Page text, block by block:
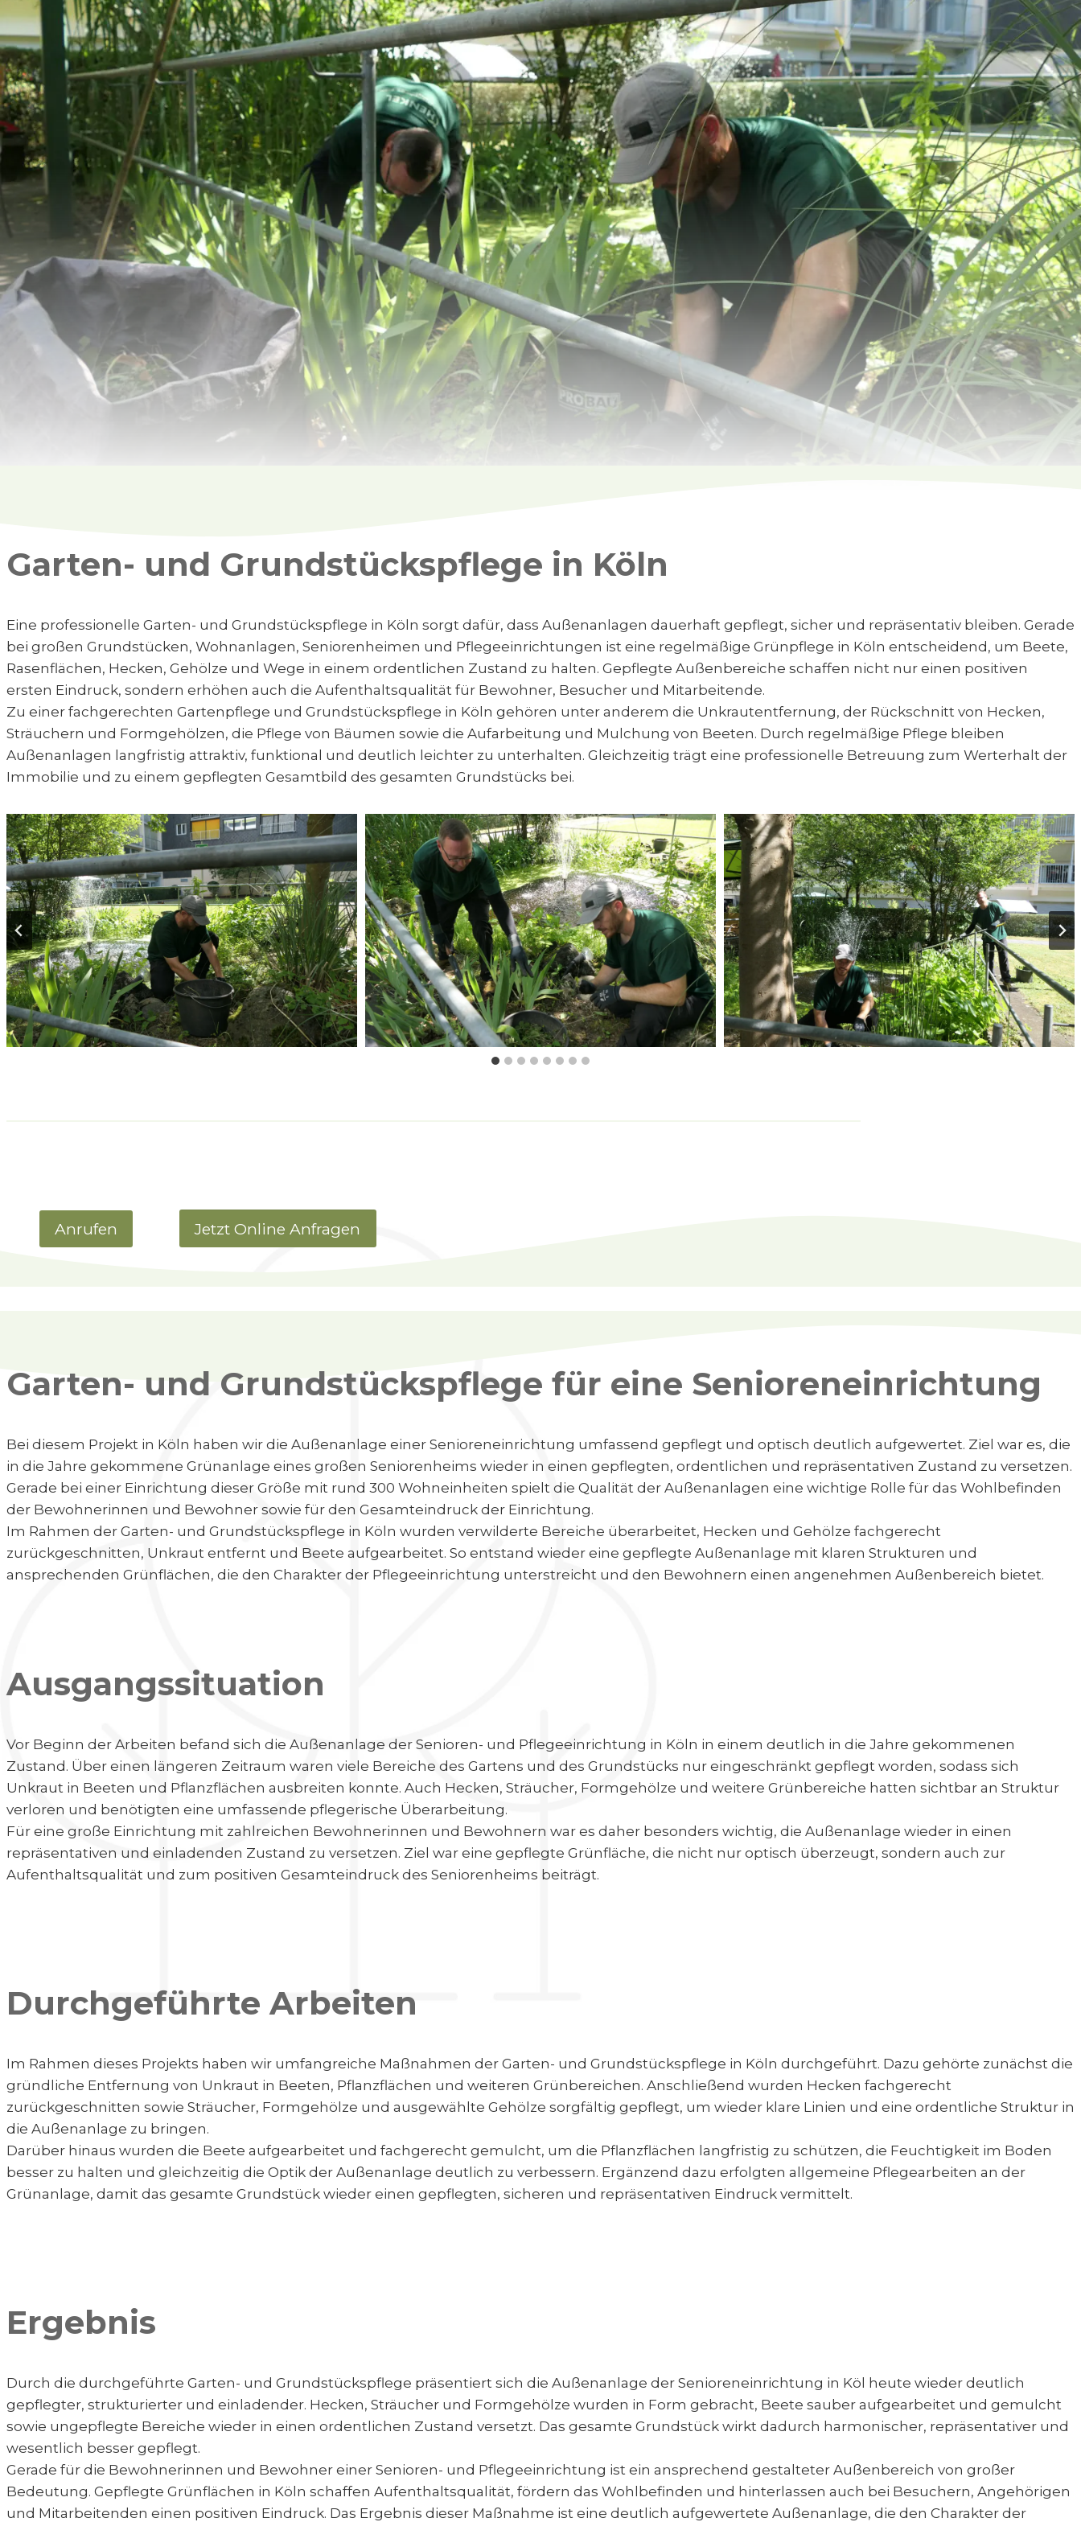
Garten- und Grundstückspflege in Köln
Eine professionelle Garten- und Grundstückspflege in Köln sorgt dafür, dass Außenanlagen dauerhaft gepflegt, sicher und repräsentativ bleiben. Gerade
bei großen Grundstücken, Wohnanlagen, Seniorenheimen und Pflegeeinrichtungen ist eine regelmäßige Grünpflege in Köln entscheidend, um Beete,
Rasenflächen, Hecken, Gehölze und Wege in einem ordentlichen Zustand zu halten. Gepflegte Außenbereiche schaffen nicht nur einen positiven
ersten Eindruck, sondern erhöhen auch die Aufenthaltsqualität für Bewohner, Besucher und Mitarbeitende.
Zu einer fachgerechten Gartenpflege und Grundstückspflege in Köln gehören unter anderem die Unkrautentfernung, der Rückschnitt von Hecken,
Sträuchern und Formgehölzen, die Pflege von Bäumen sowie die Aufarbeitung und Mulchung von Beeten. Durch regelmäßige Pflege bleiben
Außenanlagen langfristig attraktiv, funktional und deutlich leichter zu unterhalten. Gleichzeitig trägt eine professionelle Betreuung zum Werterhalt der
Immobilie und zu einem gepflegten Gesamtbild des gesamten Grundstücks bei.
Anrufen Jetzt Online Anfragen
Garten- und Grundstückspflege für eine Senioreneinrichtung
Bei diesem Projekt in Köln haben wir die Außenanlage einer Senioreneinrichtung umfassend gepflegt und optisch deutlich aufgewertet. Ziel war es, die
in die Jahre gekommene Grünanlage eines großen Seniorenheims wieder in einen gepflegten, ordentlichen und repräsentativen Zustand zu versetzen.
Gerade bei einer Einrichtung dieser Größe mit rund 300 Wohneinheiten spielt die Qualität der Außenanlagen eine wichtige Rolle für das Wohlbefinden
der Bewohnerinnen und Bewohner sowie für den Gesamteindruck der Einrichtung.
Im Rahmen der Garten- und Grundstückspflege in Köln wurden verwilderte Bereiche überarbeitet, Hecken und Gehölze fachgerecht
zurückgeschnitten, Unkraut entfernt und Beete aufgearbeitet. So entstand wieder eine gepflegte Außenanlage mit klaren Strukturen und
ansprechenden Grünflächen, die den Charakter der Pflegeeinrichtung unterstreicht und den Bewohnern einen angenehmen Außenbereich bietet.
Ausgangssituation
Vor Beginn der Arbeiten befand sich die Außenanlage der Senioren- und Pflegeeinrichtung in Köln in einem deutlich in die Jahre gekommenen
Zustand. Über einen längeren Zeitraum waren viele Bereiche des Gartens und des Grundstücks nur eingeschränkt gepflegt worden, sodass sich
Unkraut in Beeten und Pflanzflächen ausbreiten konnte. Auch Hecken, Sträucher, Formgehölze und weitere Grünbereiche hatten sichtbar an Struktur
verloren und benötigten eine umfassende pflegerische Überarbeitung.
Für eine große Einrichtung mit zahlreichen Bewohnerinnen und Bewohnern war es daher besonders wichtig, die Außenanlage wieder in einen
repräsentativen und einladenden Zustand zu versetzen. Ziel war eine gepflegte Grünfläche, die nicht nur optisch überzeugt, sondern auch zur
Aufenthaltsqualität und zum positiven Gesamteindruck des Seniorenheims beiträgt.
Durchgeführte Arbeiten
Im Rahmen dieses Projekts haben wir umfangreiche Maßnahmen der Garten- und Grundstückspflege in Köln durchgeführt. Dazu gehörte zunächst die
gründliche Entfernung von Unkraut in Beeten, Pflanzflächen und weiteren Grünbereichen. Anschließend wurden Hecken fachgerecht
zurückgeschnitten sowie Sträucher, Formgehölze und ausgewählte Gehölze sorgfältig gepflegt, um wieder klare Linien und eine ordentliche Struktur in
die Außenanlage zu bringen.
Darüber hinaus wurden die Beete aufgearbeitet und fachgerecht gemulcht, um die Pflanzflächen langfristig zu schützen, die Feuchtigkeit im Boden
besser zu halten und gleichzeitig die Optik der Außenanlage deutlich zu verbessern. Ergänzend dazu erfolgten allgemeine Pflegearbeiten an der
Grünanlage, damit das gesamte Grundstück wieder einen gepflegten, sicheren und repräsentativen Eindruck vermittelt.
Ergebnis
Durch die durchgeführte Garten- und Grundstückspflege präsentiert sich die Außenanlage der Senioreneinrichtung in Köl heute wieder deutlich
gepflegter, strukturierter und einladender. Hecken, Sträucher und Formgehölze wurden in Form gebracht, Beete sauber aufgearbeitet und gemulcht
sowie ungepflegte Bereiche wieder in einen ordentlichen Zustand versetzt. Das gesamte Grundstück wirkt dadurch harmonischer, repräsentativer und
wesentlich besser gepflegt.
Gerade für die Bewohnerinnen und Bewohner einer Senioren- und Pflegeeinrichtung ist ein ansprechend gestalteter Außenbereich von großer
Bedeutung. Gepflegte Grünflächen in Köln schaffen Aufenthaltsqualität, fördern das Wohlbefinden und hinterlassen auch bei Besuchern, Angehörigen
und Mitarbeitenden einen positiven Eindruck. Das Ergebnis dieser Maßnahme ist eine deutlich aufgewertete Außenanlage, die den Charakter der